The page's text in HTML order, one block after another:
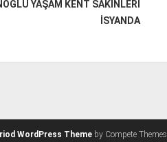
YAŞAM KENT SAKİNLERİ
İSYANDA
WordPress Theme by Compete Themes.